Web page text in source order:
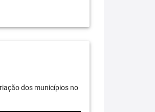
dos municípios no